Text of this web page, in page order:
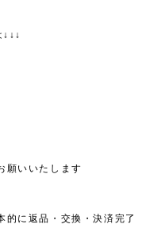
願いいたします
に返品・交換・決済完了